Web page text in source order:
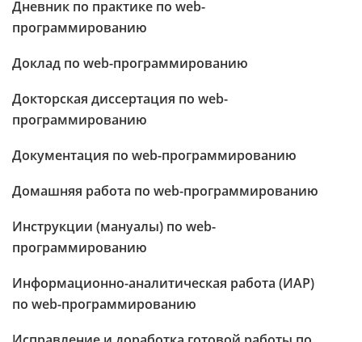
Дневник по практике по web-
программированию
Доклад по web-программированию
Докторская диссертация по web-
программированию
Документация по web-программированию
Домашняя работа по web-программированию
Инструкции (мануалы) по web-
программированию
Информационно-аналитическая работа (ИАР)
по web-программированию